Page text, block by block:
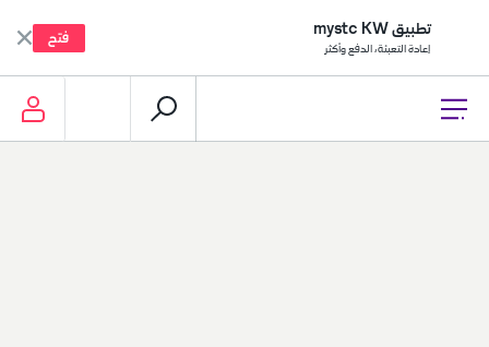
تطبيق mystc KW
إعادة التعبئة، الدفع وأكثر
فتح